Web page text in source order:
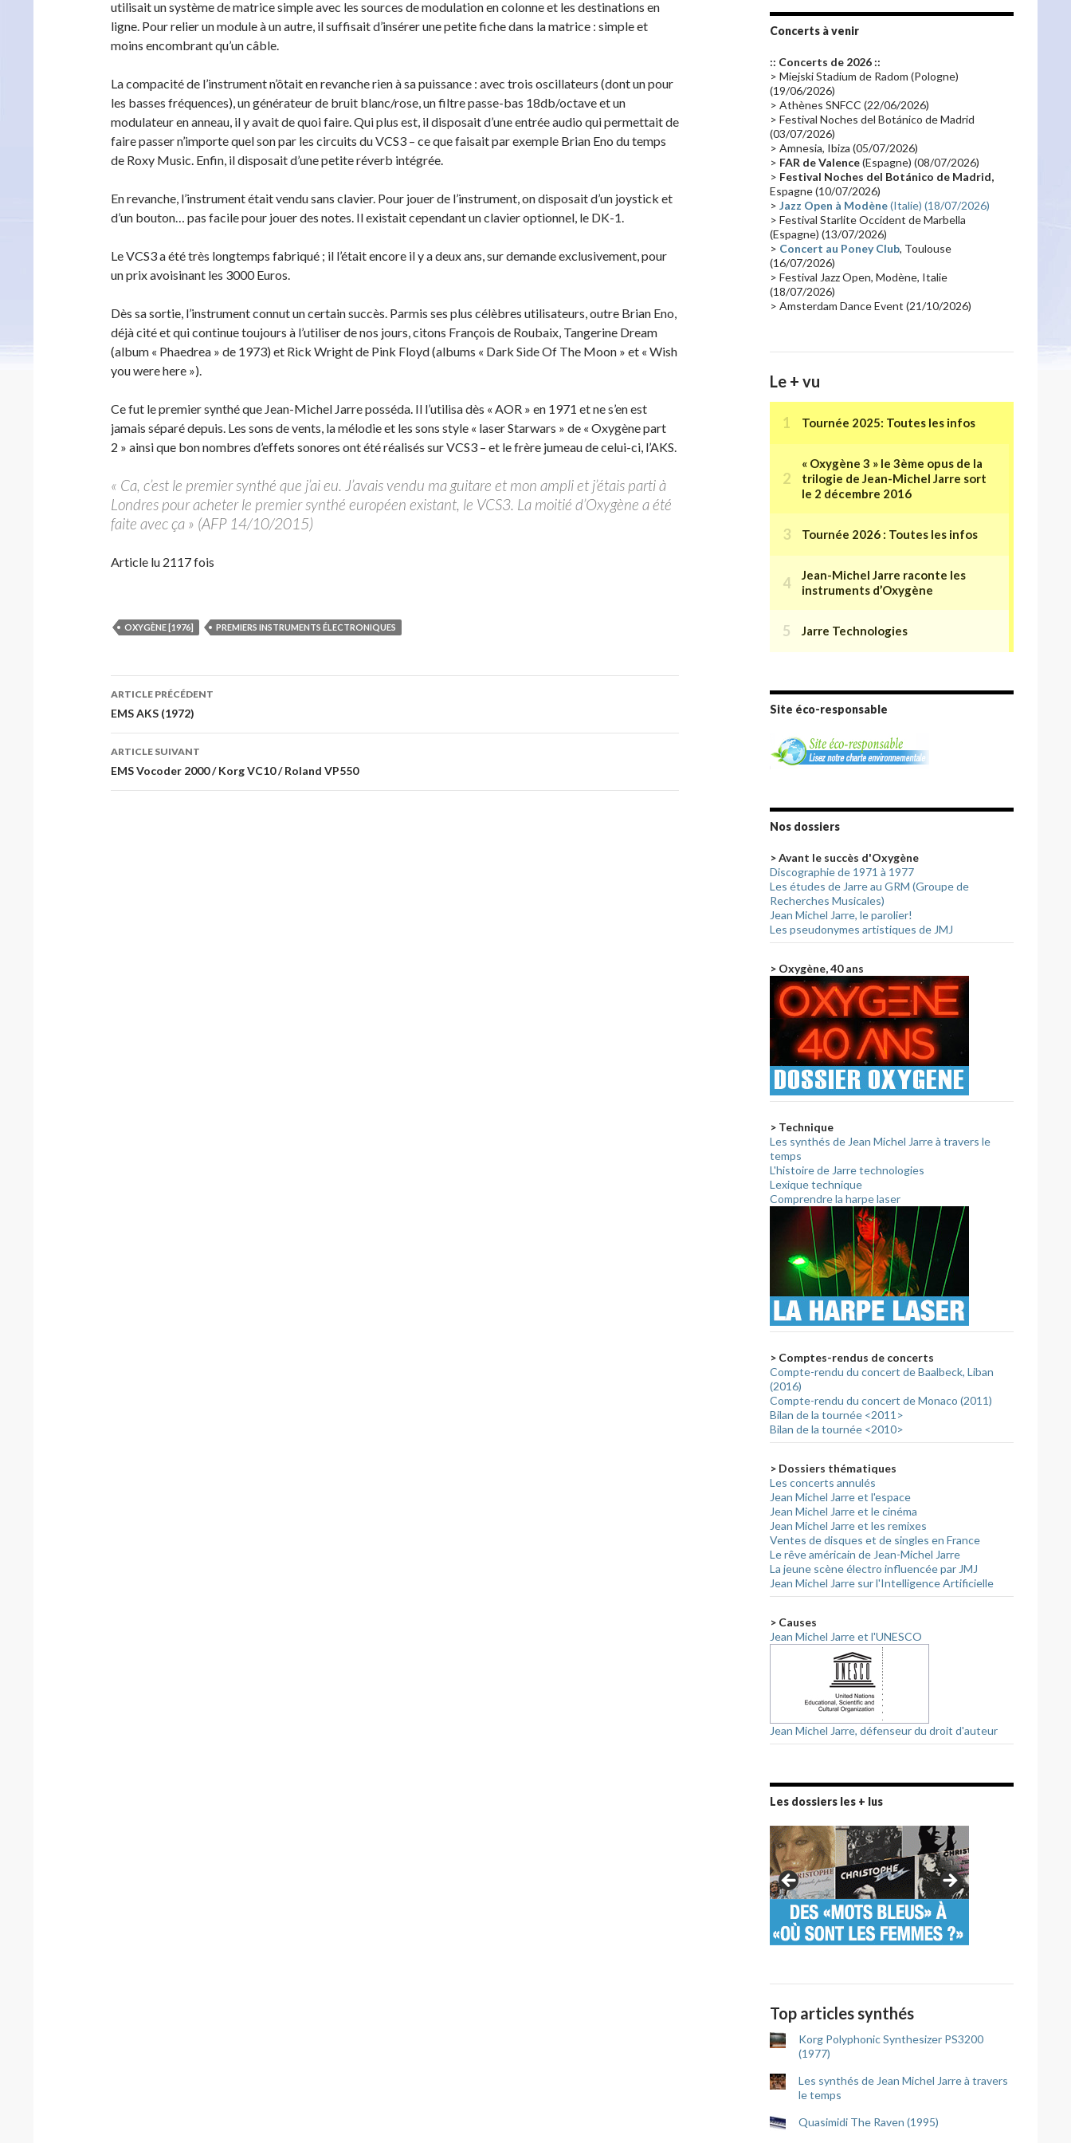
utilisait un système de matrice simple avec les sources de modulation en colonne et les destinations en
ligne. Pour relier un module à un autre, il suffisait d’insérer une petite fiche dans la matrice : simple et
moins encombrant qu’un câble.
La compacité de l’instrument n’ôtait en revanche rien à sa puissance : avec trois oscillateurs (dont un pour
les basses fréquences), un générateur de bruit blanc/rose, un filtre passe-bas 18db/octave et un
modulateur en anneau, il y avait de quoi faire. Qui plus est, il disposait d’une entrée audio qui permettait de
faire passer n’importe quel son par les circuits du VCS3 – ce que faisait par exemple Brian Eno du temps
de Roxy Music. Enfin, il disposait d’une petite réverb intégrée.
En revanche, l’instrument était vendu sans clavier. Pour jouer de l’instrument, on disposait d’un joystick et
d’un bouton… pas facile pour jouer des notes. Il existait cependant un clavier optionnel, le DK-1.
Le VCS3 a été très longtemps fabriqué ; il l’était encore il y a deux ans, sur demande exclusivement, pour
un prix avoisinant les 3000 Euros.
Dès sa sortie, l’instrument connut un certain succès. Parmis ses plus célèbres utilisateurs, outre Brian Eno,
déjà cité et qui continue toujours à l’utiliser de nos jours, citons François de Roubaix, Tangerine Dream
(album « Phaedrea » de 1973) et Rick Wright de Pink Floyd (albums « Dark Side Of The Moon » et « Wish
you were here »).
Ce fut le premier synthé que Jean-Michel Jarre posséda. Il l’utilisa dès « AOR » en 1971 et ne s’en est
jamais séparé depuis. Les sons de vents, la mélodie et les sons style « laser Starwars » de « Oxygène part
2 » ainsi que bon nombres d’effets sonores ont été réalisés sur VCS3 – et le frère jumeau de celui-ci, l’AKS.
« Ca, c’est le premier synthé que j’ai eu. J’avais vendu ma guitare et mon ampli et j’étais parti à
Londres pour acheter le premier synthé européen existant, le VCS3. La moitié d’Oxygène a été
faite avec ça » (AFP 14/10/2015)
Article lu 2117 fois
OXYGÈNE [1976] PREMIERS INSTRUMENTS ÉLECTRONIQUES
Navigation
des
articles
ARTICLE PRÉCÉDENT
EMS AKS (1972)
ARTICLE SUIVANT
EMS Vocoder 2000 / Korg VC10 / Roland VP550
Promo 2019
Emissions 2010 Disques rares
Synthé 70's(20)
Claviériste(19) Groupe de Recherche Musicale
France 2 (18)
Critique(17) Coffret(17) Chronologie(16)
Passages radio(16)
Synthé 80's(16) Les concerts en Chine (16)
Cinéma(16) Houston
Synthé Roland Belgique
Récompense(14) Collaborations 70's(14)
Astronomie(14) France Inter(14)
Concerts à venir
:: Concerts de 2026 ::
> Miejski Stadium de Radom (Pologne)
(19/06/2026)
> Athènes SNFCC (22/06/2026)
> Festival Noches del Botánico de Madrid
(03/07/2026)
> Amnesia, Ibiza (05/07/2026)
> FAR de Valence(Espagne) (08/07/2026)
> Festival Noches del Botánico de Madrid,
Espagne (10/07/2026)
> Jazz Open à Modène(Italie) (18/07/2026)
> Festival Starlite Occident de Marbella
(Espagne) (13/07/2026)
> Concert au Poney Club, Toulouse
(16/07/2026)
> Festival Jazz Open, Modène, Italie
(18/07/2026)
> Amsterdam Dance Event (21/10/2026)
Le + vu
Site éco-responsable
Nos dossiers
> Avant le succès d'Oxygène
Discographie de 1971 à 1977
Les études de Jarre au GRM (Groupe de
Recherches Musicales)
Jean Michel Jarre, le parolier!
Les pseudonymes artistiques de JMJ
> Oxygène, 40 ans
> Technique
Les synthés de Jean Michel Jarre à travers le
temps
L'histoire de Jarre technologies
Lexique technique
Comprendre la harpe laser
> Comptes-rendus de concerts
Compte-rendu du concert de Baalbeck, Liban
(2016)
Compte-rendu du concert de Monaco (2011)
Bilan de la tournée <2011>
Bilan de la tournée <2010>
> Dossiers thématiques
Les concerts annulés
Jean Michel Jarre et l'espace
Jean Michel Jarre et le cinéma
Jean Michel Jarre et les remixes
Ventes de disques et de singles en France
Le rêve américain de Jean-Michel Jarre
La jeune scène électro influencée par JMJ
Jean Michel Jarre sur l'Intelligence Artificielle
> Causes
Jean Michel Jarre et l'UNESCO
Jean Michel Jarre, défenseur du droit d'auteur
Les dossiers les + lus
Top articles synthés
Korg Polyphonic Synthesizer PS3200
(1977)
Les synthés de Jean Michel Jarre à travers
le temps
Quasimidi The Raven (1995)